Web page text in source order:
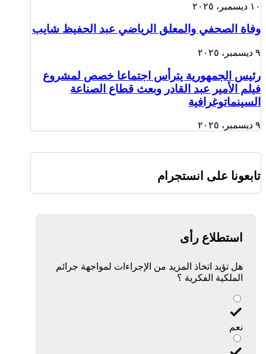
١٠ ديسمبر، ٢٠٢٥
وفاة الصحفي والمعلق الرياضي عبد الحفيظ شايب
٩ ديسمبر، ٢٠٢٥
رئيس الجمهورية يترأس اجتماعا خصص لمشروع
فيلم الأمير عبد القادر وبعث قطاع الصناعة
السينماتوغرافية
٩ ديسمبر، ٢٠٢٥
تابعونا على انستجرام
استطلاع رأى
هل تؤيد اتخاذ المزيد من الإجراءات لمواجهة جرائم
الملكية الفكرية ؟
نعم